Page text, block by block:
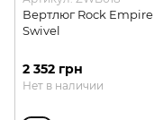
Вертлюг Rock Empire
Swivel
2 352 грн
Нет в наличии